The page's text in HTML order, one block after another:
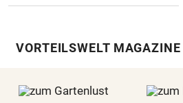
VORTEILSWELT MAGAZINE